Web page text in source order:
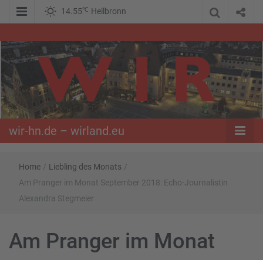
14.55℃ Heilbronn
wir-hn.de –
wirland.eu
wir-hn.de – wirland.eu
Home / Liebling des Monats /
Am Pranger im Monat September 2018: Echo-Journalistin
Alexandra Stegmeier
Am Pranger im Monat